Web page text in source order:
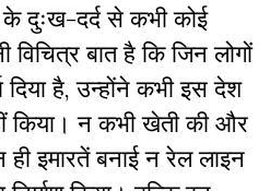
दुःख-दर्द से कभी कोई
विचित्र बात है कि जिन लोगों
दिया है, उन्होंने कभी इस देश
किया। न कभी खेती की और
इमारतें बनाई न रेल लाइन